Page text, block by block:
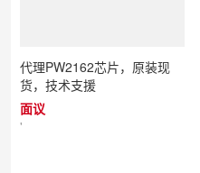
代理PW2162芯片，原装现
货，技术支援
面议
'